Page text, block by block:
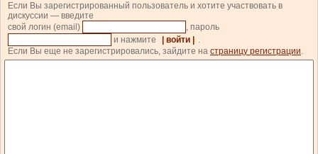
Если Вы зарегистрированный пользователь и хотите участвовать в
дискуссии — введите
свой логин (email)
, пароль
и нажмите
| войти |
.
Если Вы еще не зарегистрировались, зайдите на страницу регистрации.